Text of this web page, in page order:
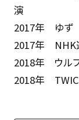
演
2017年 ゆず
2017年 NHK
2018年 ウル
2018年